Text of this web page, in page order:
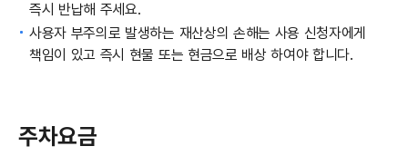
즉시 반납해 주세요.
사용자 부주의로 발생하는 재산상의 손해는 사용 신청자에게
책임이 있고 즉시 현물 또는 현금으로 배상 하여야 합니다.
주차요금